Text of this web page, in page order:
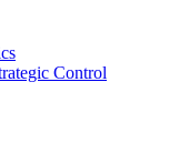
Control